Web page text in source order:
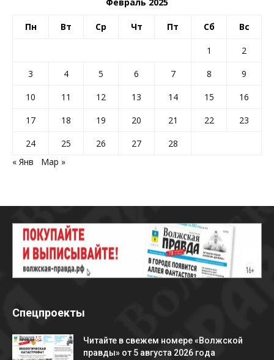
Пн Вт Ср Чт Пт Сб Вс
1
2
3
4 5 6 7 8
9
10
11 12 13 14 15
16
17
18 19 20 21 22
23
24
25 26 27
28
« Янв
Мар »
Спецпроекты
Читайте в свежем номере «Волжской
правды» от 5 августа 2026 года